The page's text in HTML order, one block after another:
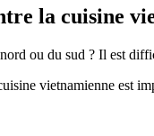
la cuisine
ou du sud ? Il est
vietnamienne est